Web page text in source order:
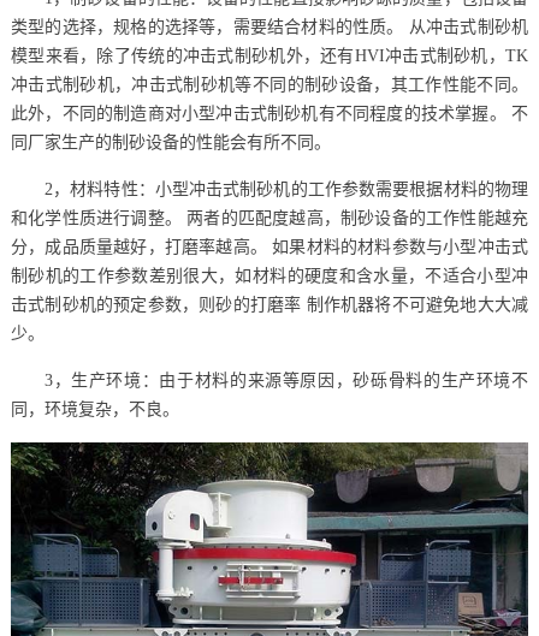
类型的选择，规格的选择等，需要结合材料的性质。 从冲击式制砂机
模型来看，除了传统的冲击式制砂机外，还有HVI冲击式制砂机，TK
冲击式制砂机，冲击式制砂机等不同的制砂设备，其工作性能不同。
此外，不同的制造商对小型冲击式制砂机有不同程度的技术掌握。 不
同厂家生产的制砂设备的性能会有所不同。
2，材料特性：小型冲击式制砂机的工作参数需要根据材料的物理
和化学性质进行调整。 两者的匹配度越高，制砂设备的工作性能越充
分，成品质量越好，打磨率越高。 如果材料的材料参数与小型冲击式
制砂机的工作参数差别很大，如材料的硬度和含水量，不适合小型冲
击式制砂机的预定参数，则砂的打磨率 制作机器将不可避免地大大减
少。
3，生产环境：由于材料的来源等原因，砂砾骨料的生产环境不
同，环境复杂，不良。